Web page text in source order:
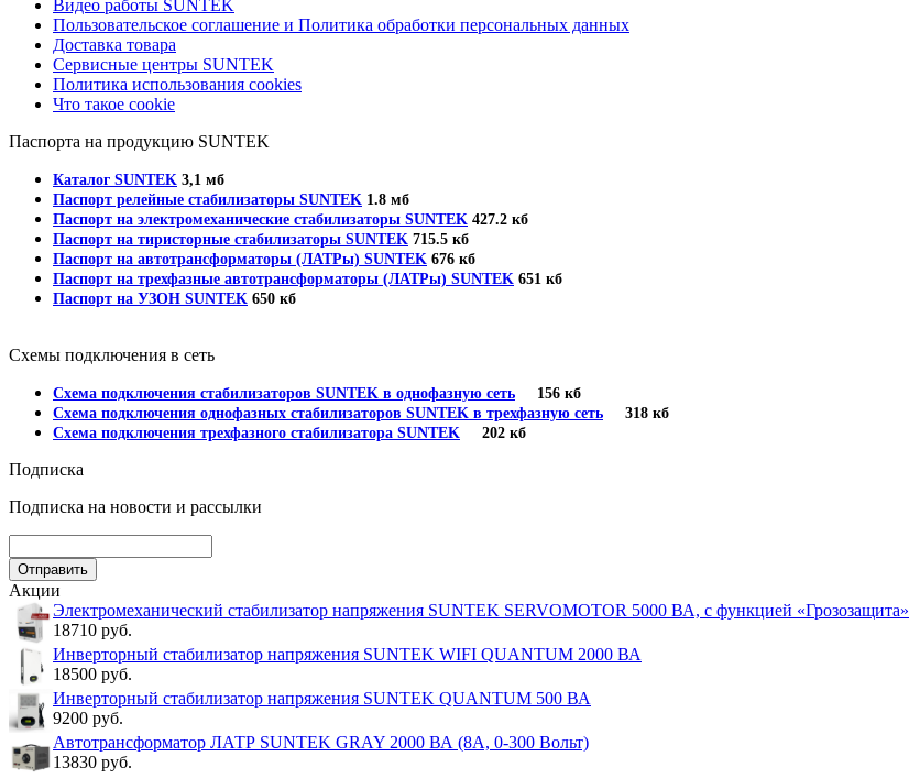
Видео работы SUNTEK
Пользовательское соглашение и Политика обработки персональных данных
Доставка товара
Сервисные центры SUNTEK
Политика использования cookies
Что такое cookie
Паспорта на продукцию SUNTEK
Каталог SUNTEK 3,1 мб
Паспорт релейные стабилизаторы SUNTEK 1.8 мб
Паспорт на электромеханические стабилизаторы SUNTEK 427.2 кб
Паспорт на тиристорные стабилизаторы SUNTEK 715.5 кб
Паспорт на автотрансформаторы (ЛАТРы) SUNTEK 676 кб
Паспорт на трехфазные автотрансформаторы (ЛАТРы) SUNTEK 651 кб
Паспорт на УЗОН SUNTEK 650 кб
Схемы подключения в сеть
Схема подключения стабилизаторов SUNTEK в однофазную сеть 156 кб
Схема подключения однофазных стабилизаторов SUNTEK в трехфазную сеть 318 кб
Схема подключения трехфазного стабилизатора SUNTEK 202 кб
Подписка
Подписка на новости и рассылки
Акции
Электромеханический стабилизатор напряжения SUNTEK SERVOMOTOR 5000 ВА, с функцией «Грозозащита»
18710 руб.
Инверторный стабилизатор напряжения SUNTEK WIFI QUANTUM 2000 ВА
18500 руб.
Инверторный стабилизатор напряжения SUNTEK QUANTUM 500 ВА
9200 руб.
Автотрансформатор ЛАТР SUNTEK GRAY 2000 ВА (8А, 0-300 Вольт)
13830 руб.